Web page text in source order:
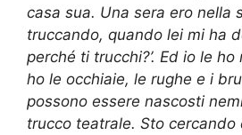
casa sua. Una sera ero nella
truccando, quando lei mi ha
perché ti trucchi?’. Ed io le ho
ho le occhiaie, le rughe e i
possono essere nascosti
trucco teatrale. Sto cercando